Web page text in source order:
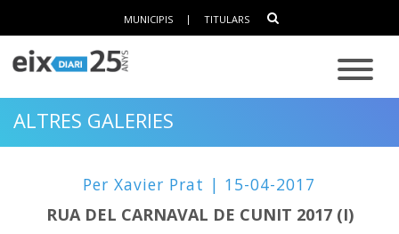
MUNICIPIS | TITULARS
ALTRES GALERIES
Per Xavier Prat | 15-04-2017
RUA DEL CARNAVAL DE CUNIT 2017 (I)